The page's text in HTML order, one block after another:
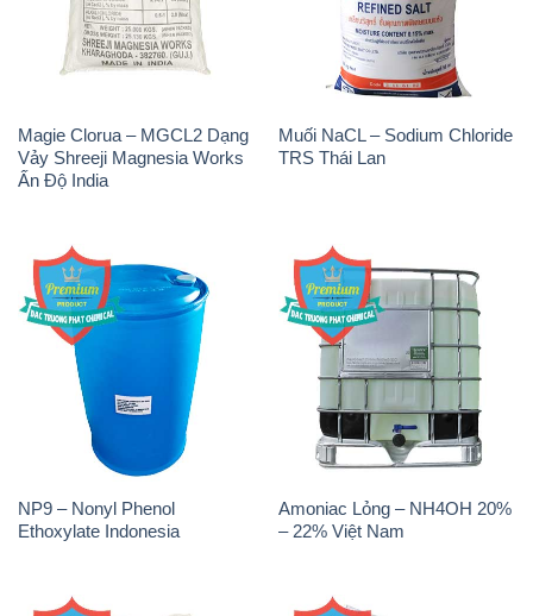
Magie Clorua – MGCL2 Dạng
Vảy Shreeji Magnesia Works
Ấn Độ India
Muối NaCL – Sodium Chloride
TRS Thái Lan
NP9 – Nonyl Phenol
Ethoxylate Indonesia
Amoniac Lỏng – NH4OH 20%
– 22% Việt Nam